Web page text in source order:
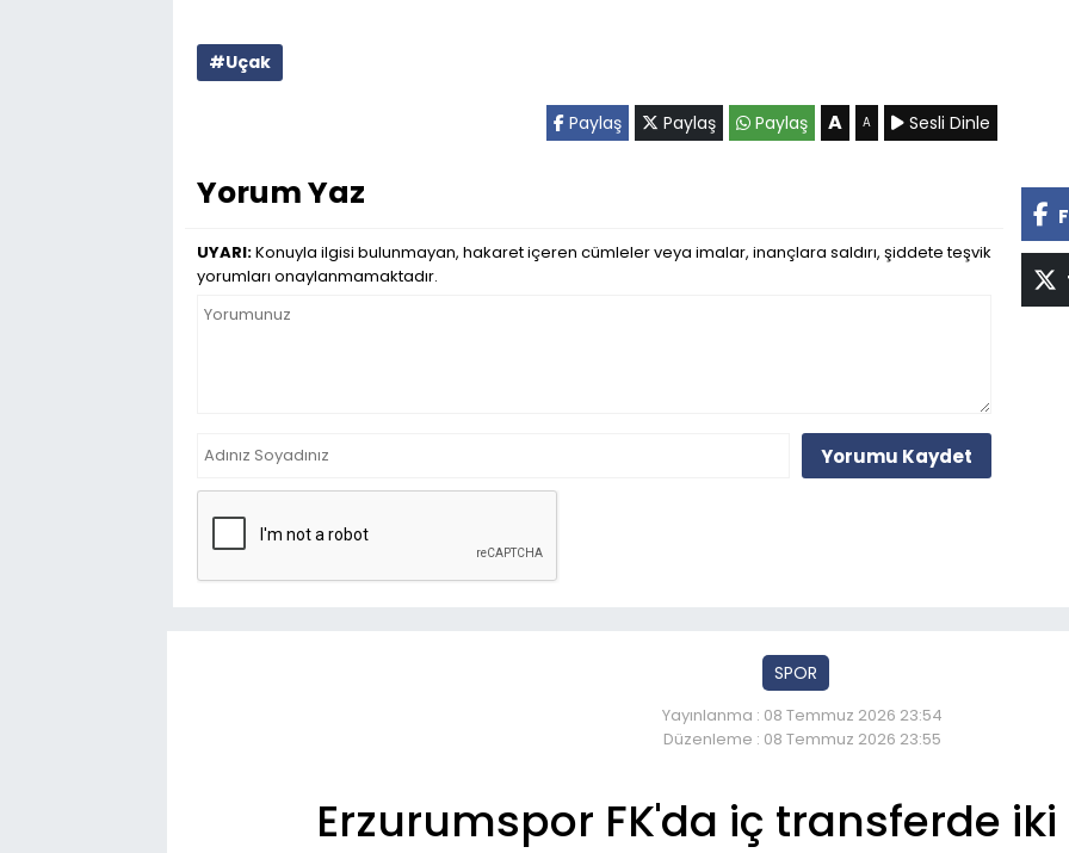
#Uçak
Paylaş Paylaş Paylaş A A Sesli Dinle
Yorum Yaz
UYARI:Konuyla ilgisi bulunmayan, hakaret içeren cümleler veya imalar, inançlara saldırı, şiddete teşvik
yorumları onaylanmamaktadır.
Yorumu Kaydet
SPOR
Yayınlanma : 08 Temmuz 2026 23:54
Düzenleme : 08 Temmuz 2026 23:55
Erzurumspor FK'da iç transferde